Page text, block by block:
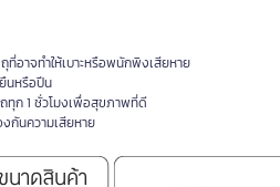
อาจทำให้เบาะหรือพนักพิงเสียหาย
นหรือปีน
ทุก 1 ชั่วโมงเพื่อสุขภาพที่ดี
กันความเสียหาย